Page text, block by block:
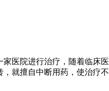
医院进行治疗，随着临床
就擅自中断用药，使治疗